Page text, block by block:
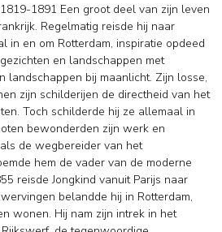
Regelmatig reisde hij naar
in en om Rotterdam, inspiratie opdeed
en landschappen met
bij maanlicht. Zijn losse,
zijn schilderijen de directheid van het
Toch schilderde hij ze allemaal in
bewonderden zijn werk en
de wegbereider van het
hem de vader van de moderne
belandde hij in Rotterdam,
wonen. Hij nam zijn intrek in het